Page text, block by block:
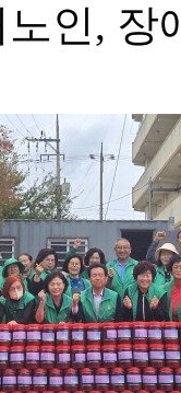
인, 장